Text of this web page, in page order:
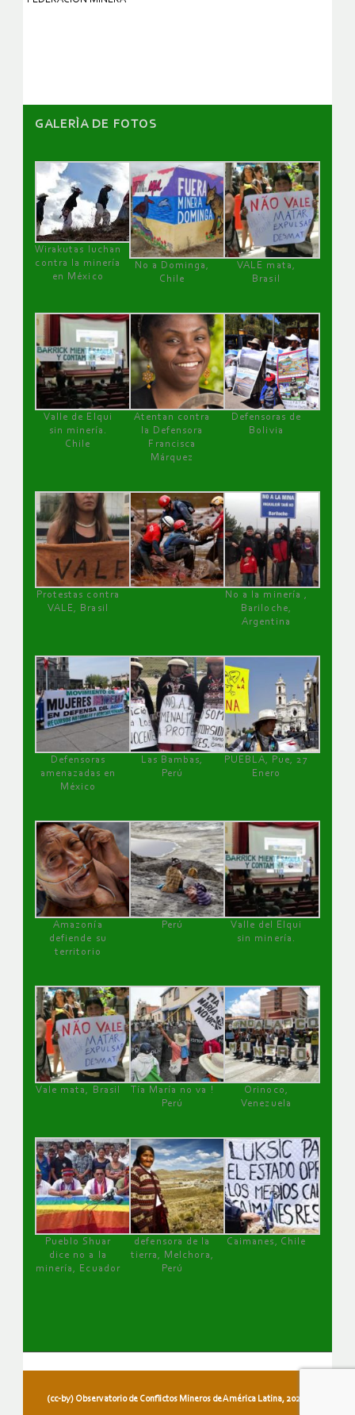
GALERÌA DE FOTOS
Wirakutas luchan
contra la minería
en México
No a Dominga,
Chile
VALE mata,
Brasil
Valle de Elqui
sin minería.
Chile
Atentan contra
la Defensora
Francisca
Márquez
Defensoras de
Bolivia
Protestas contra
VALE, Brasil
No a la minería ,
Bariloche,
Argentina
Defensoras
amenazadas en
México
Las Bambas,
Perú
PUEBLA, Pue, 27
Enero
Amazonía
defiende su
territorio
Perú
Valle del Elqui
sin minería.
Vale mata, Brasil
Tía María no va !
Perú
Orinoco,
Venezuela
Pueblo Shuar
dice no a la
minería, Ecuador
defensora de la
tierra, Melchora,
Perú
Caimanes, Chile
(cc-by) Observatorio de Conflictos Mineros de América Latina, 2026